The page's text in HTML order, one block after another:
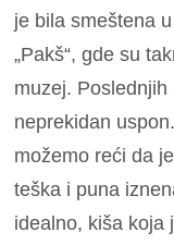
je bila smeštena
„Pakš“, gde su
muzej.
neprekidan
možemo reći da
teška i puna
idealno, kiša koja